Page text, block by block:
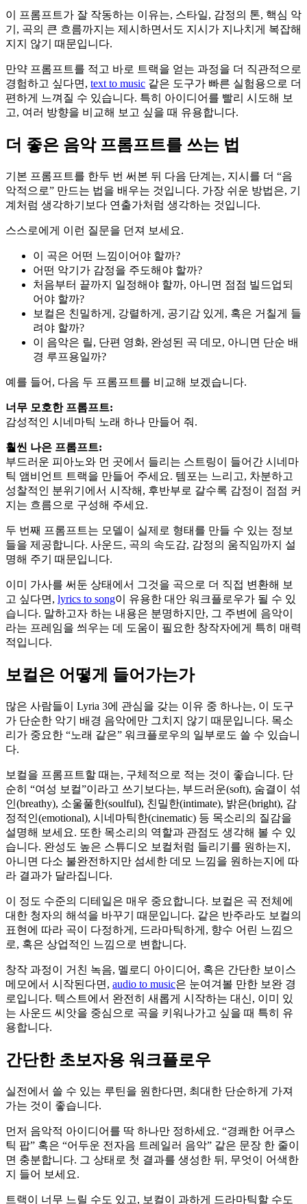
이 프롬프트가 잘 작동하는 이유는, 스타일, 감정의 톤, 핵심 악
기, 곡의 큰 흐름까지는 제시하면서도 지시가 지나치게 복잡해
지지 않기 때문입니다.
만약 프롬프트를 적고 바로 트랙을 얻는 과정을 더 직관적으로
경험하고 싶다면, text to music 같은 도구가 빠른 실험용으로 더
편하게 느껴질 수 있습니다. 특히 아이디어를 빨리 시도해 보
고, 여러 방향을 비교해 보고 싶을 때 유용합니다.
더 좋은 음악 프롬프트를 쓰는 법
기본 프롬프트를 한두 번 써본 뒤 다음 단계는, 지시를 더 “음
악적으로” 만드는 법을 배우는 것입니다. 가장 쉬운 방법은, 기
계처럼 생각하기보다 연출가처럼 생각하는 것입니다.
스스로에게 이런 질문을 던져 보세요.
이 곡은 어떤 느낌이어야 할까?
어떤 악기가 감정을 주도해야 할까?
처음부터 끝까지 일정해야 할까, 아니면 점점 빌드업되
어야 할까?
보컬은 친밀하게, 강렬하게, 공기감 있게, 혹은 거칠게 들
려야 할까?
이 음악은 릴, 단편 영화, 완성된 곡 데모, 아니면 단순 배
경 루프용일까?
예를 들어, 다음 두 프롬프트를 비교해 보겠습니다.
너무 모호한 프롬프트:
감성적인 시네마틱 노래 하나 만들어 줘.
훨씬 나은 프롬프트:
부드러운 피아노와 먼 곳에서 들리는 스트링이 들어간 시네마
틱 앰비언트 트랙을 만들어 주세요. 템포는 느리고, 차분하고
성찰적인 분위기에서 시작해, 후반부로 갈수록 감정이 점점 커
지는 흐름으로 구성해 주세요.
두 번째 프롬프트는 모델이 실제로 형태를 만들 수 있는 정보
들을 제공합니다. 사운드, 곡의 속도감, 감정의 움직임까지 설
명해 주기 때문입니다.
이미 가사를 써둔 상태에서 그것을 곡으로 더 직접 변환해 보
고 싶다면, lyrics to song이 유용한 대안 워크플로우가 될 수 있
습니다. 말하고자 하는 내용은 분명하지만, 그 주변에 음악이
라는 프레임을 씌우는 데 도움이 필요한 창작자에게 특히 매력
적입니다.
보컬은 어떻게 들어가는가
많은 사람들이 Lyria 3에 관심을 갖는 이유 중 하나는, 이 도구
가 단순한 악기 배경 음악에만 그치지 않기 때문입니다. 목소
리가 중요한 “노래 같은” 워크플로우의 일부로도 쓸 수 있습니
다.
보컬을 프롬프트할 때는, 구체적으로 적는 것이 좋습니다. 단
순히 “여성 보컬”이라고 쓰기보다는, 부드러운(soft), 숨결이 섞
인(breathy), 소울풀한(soulful), 친밀한(intimate), 밝은(bright), 감
정적인(emotional), 시네마틱한(cinematic) 등 목소리의 질감을
설명해 보세요. 또한 목소리의 역할과 관점도 생각해 볼 수 있
습니다. 완성도 높은 스튜디오 보컬처럼 들리기를 원하는지,
아니면 다소 불완전하지만 섬세한 데모 느낌을 원하는지에 따
라 결과가 달라집니다.
이 정도 수준의 디테일은 매우 중요합니다. 보컬은 곡 전체에
대한 청자의 해석을 바꾸기 때문입니다. 같은 반주라도 보컬의
표현에 따라 곡이 다정하게, 드라마틱하게, 향수 어린 느낌으
로, 혹은 상업적인 느낌으로 변합니다.
창작 과정이 거친 녹음, 멜로디 아이디어, 혹은 간단한 보이스
메모에서 시작된다면, audio to music은 눈여겨볼 만한 보완 경
로입니다. 텍스트에서 완전히 새롭게 시작하는 대신, 이미 있
는 사운드 씨앗을 중심으로 곡을 키워나가고 싶을 때 특히 유
용합니다.
간단한 초보자용 워크플로우
실전에서 쓸 수 있는 루틴을 원한다면, 최대한 단순하게 가져
가는 것이 좋습니다.
먼저 음악적 아이디어를 딱 하나만 정하세요. “경쾌한 어쿠스
틱 팝” 혹은 “어두운 전자음 트레일러 음악” 같은 문장 한 줄이
면 충분합니다. 그 상태로 첫 결과를 생성한 뒤, 무엇이 어색한
지 들어 보세요.
트랙이 너무 느릴 수도 있고, 보컬이 과하게 드라마틱할 수도